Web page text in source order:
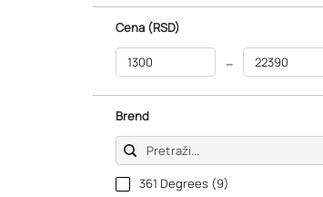
Cena (RSD)
–
Brend
361 Degrees (9)